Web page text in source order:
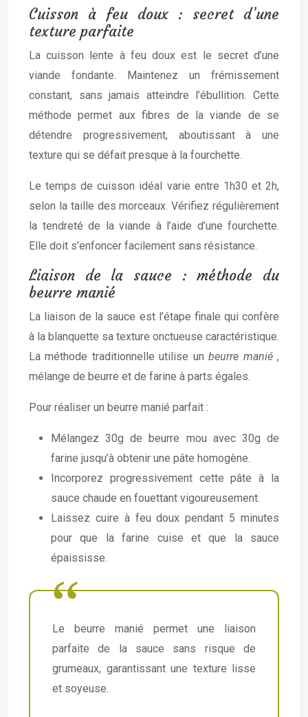
Cuisson à feu doux : secret d’une
texture parfaite
La cuisson lente à feu doux est le secret d’une
viande fondante. Maintenez un frémissement
constant, sans jamais atteindre l’ébullition. Cette
méthode permet aux fibres de la viande de se
détendre progressivement, aboutissant à une
texture qui se défait presque à la fourchette.
Le temps de cuisson idéal varie entre 1h30 et 2h,
selon la taille des morceaux. Vérifiez régulièrement
la tendreté de la viande à l’aide d’une fourchette.
Elle doit s’enfoncer facilement sans résistance.
Liaison de la sauce : méthode du
beurre manié
La liaison de la sauce est l’étape finale qui confère
à la blanquette sa texture onctueuse caractéristique.
La méthode traditionnelle utilise unbeurre manié,
mélange de beurre et de farine à parts égales.
Pour réaliser un beurre manié parfait :
Mélangez 30g de beurre mou avec 30g de
farine jusqu’à obtenir une pâte homogène.
Incorporez progressivement cette pâte à la
sauce chaude en fouettant vigoureusement.
Laissez cuire à feu doux pendant 5 minutes
pour que la farine cuise et que la sauce
épaississe.
Le beurre manié permet une liaison
parfaite de la sauce sans risque de
grumeaux, garantissant une texture lisse
et soyeuse.